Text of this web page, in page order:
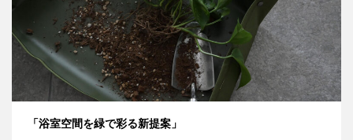
「浴室空間を緑で彩る新提案」